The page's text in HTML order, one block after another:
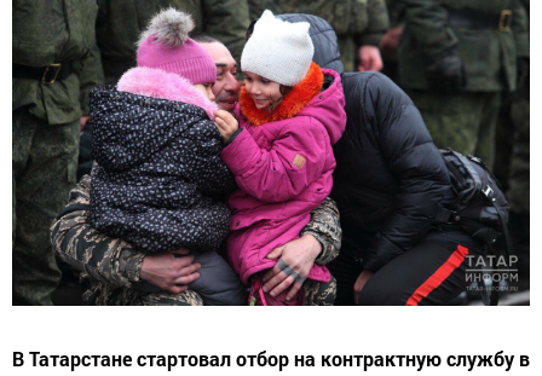
В Татарстане стартовал отбор на контрактную службу в